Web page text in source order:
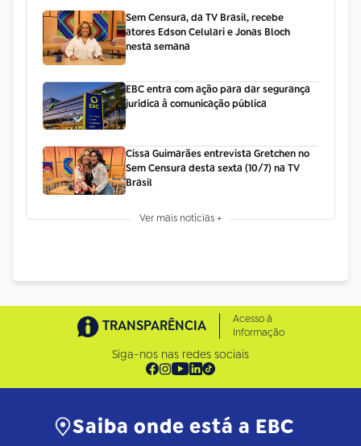
Sem Censura, da TV Brasil, recebe
atores Edson Celulari e Jonas Bloch
nesta semana
EBC entra com ação para dar segurança
jurídica à comunicação pública
Cissa Guimarães entrevista Gretchen no
Sem Censura desta sexta (10/7) na TV
Brasil
Ver mais notícias +
TRANSPARÊNCIA
Acesso à
Informação
Siga-nos nas redes sociais
Saiba onde está a EBC